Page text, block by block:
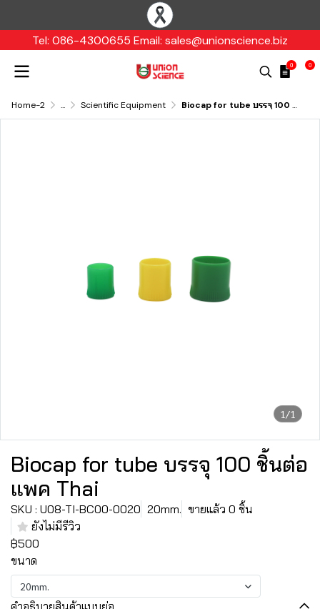
Tel: 086-4300655 Email: sales@unionscience.biz
0 0
Home-2 ... Scientific Equipment Biocap for tube บรรจุ 100 ชิ้นต่อแพค Thai
1/1
Biocap for tube บรรจุ 100 ชิ้นต่อ
แพค Thai
SKU : U08-TI-BC00-0020 20mm. ขายแล้ว 0 ชิ้น
ยังไม่มีรีวิว
฿500
ขนาด
20mm.
คำอธิบายสินค้าแบบย่อ